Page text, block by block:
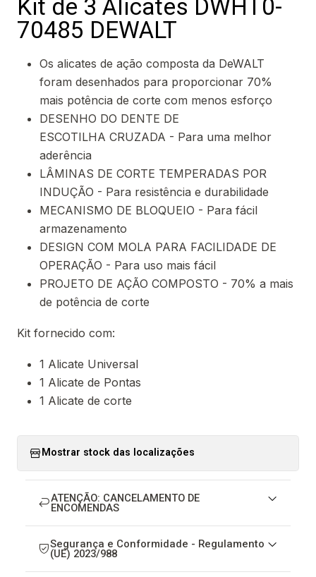
Kit de 3 Alicates DWHT0-
70485 DEWALT
Os alicates de ação composta da DeWALT
foram desenhados para proporcionar 70%
mais potência de corte com menos esforço
DESENHO DO DENTE DE
ESCOTILHA CRUZADA - Para uma melhor
aderência
LÂMINAS DE CORTE TEMPERADAS POR
INDUÇÃO - Para resistência e durabilidade
MECANISMO DE BLOQUEIO - Para fácil
armazenamento
DESIGN COM MOLA PARA FACILIDADE DE
OPERAÇÃO - Para uso mais fácil
PROJETO DE AÇÃO COMPOSTO - 70% a mais
de potência de corte
Kit fornecido com:
1 Alicate Universal
1 Alicate de Pontas
1 Alicate de corte
Mostrar stock das localizações
ATENÇÃO: CANCELAMENTO DE
ENCOMENDAS
Segurança e Conformidade - Regulamento
(UE) 2023/988